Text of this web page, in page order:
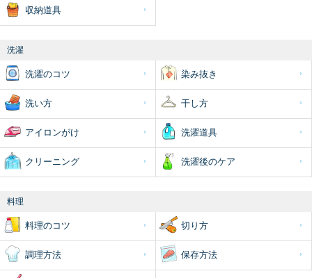
収納道具
洗濯
洗濯のコツ 染み抜き
洗い方 干し方
アイロンがけ 洗濯道具
クリーニング 洗濯後のケア
料理
料理のコツ 切り方
調理方法 保存方法